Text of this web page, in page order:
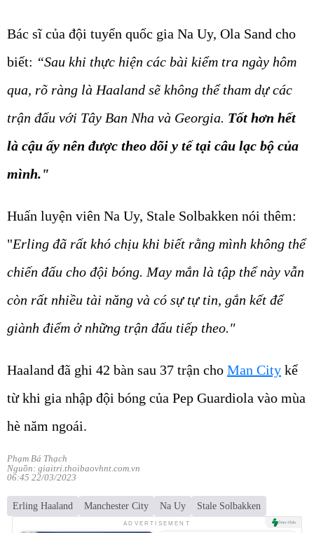
Bác sĩ của đội tuyển quốc gia Na Uy, Ola Sand cho
biết: “Sau khi thực hiện các bài kiểm tra ngày hôm
qua, rõ ràng là Haaland sẽ không thể tham dự các
trận đấu với Tây Ban Nha và Georgia. Tốt hơn hết
là cậu ấy nên được theo dõi y tế tại câu lạc bộ của
mình."
Huấn luyện viên Na Uy, Stale Solbakken nói thêm:
"Erling đã rất khó chịu khi biết rằng mình không thể
chiến đấu cho đội bóng. May mắn là tập thể này vẫn
còn rất nhiều tài năng và có sự tự tin, gắn kết để
giành điểm ở những trận đấu tiếp theo."
Haaland đã ghi 42 bàn sau 37 trận cho Man City kể
từ khi gia nhập đội bóng của Pep Guardiola vào mùa
hè năm ngoái.
Phạm Bá Thạch
Nguồn: giaitri.thoibaovhnt.com.vn
06:45 22/03/2023
Erling Haaland Manchester City Na Uy Stale Solbakken
ADVERTISEMENT
Unmute